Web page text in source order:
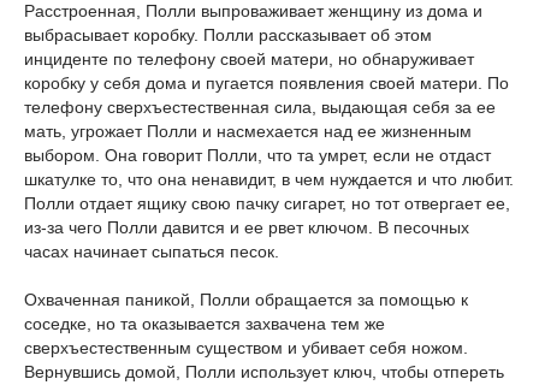
Расстроенная, Полли выпроваживает женщину из дома и
выбрасывает коробку. Полли рассказывает об этом
инциденте по телефону своей матери, но обнаруживает
коробку у себя дома и пугается появления своей матери. По
телефону сверхъестественная сила, выдающая себя за ее
мать, угрожает Полли и насмехается над ее жизненным
выбором. Она говорит Полли, что та умрет, если не отдаст
шкатулке то, что она ненавидит, в чем нуждается и что любит.
Полли отдает ящику свою пачку сигарет, но тот отвергает ее,
из-за чего Полли давится и ее рвет ключом. В песочных
часах начинает сыпаться песок.
Охваченная паникой, Полли обращается за помощью к
соседке, но та оказывается захвачена тем же
сверхъестественным существом и убивает себя ножом.
Вернувшись домой, Полли использует ключ, чтобы отпереть